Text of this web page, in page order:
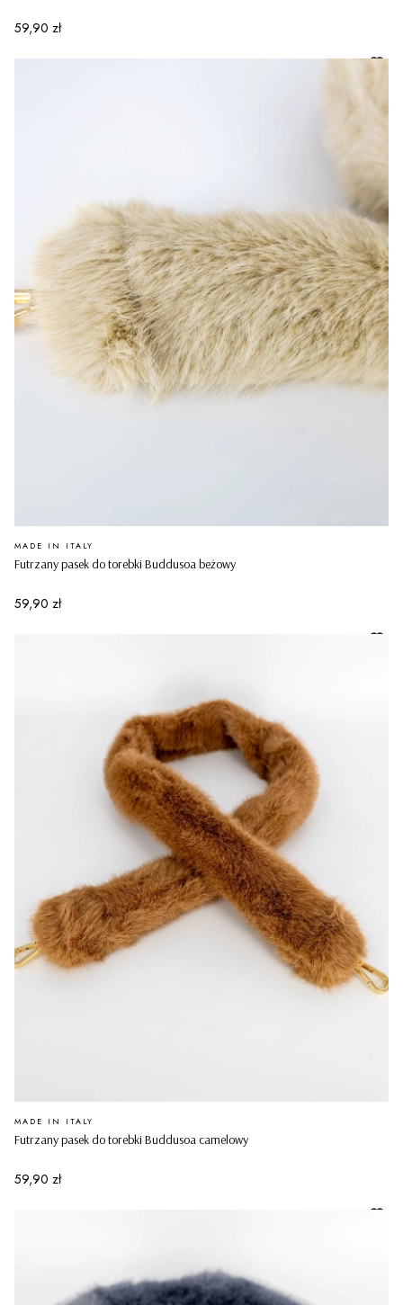
Cena
59,90 zł
Futrzany pasek do torebki Buddusoa beżowy
PRODUCENT
MADE IN ITALY
Cena
59,90 zł
Futrzany pasek do torebki Buddusoa camelowy
PRODUCENT
MADE IN ITALY
Cena
59,90 zł